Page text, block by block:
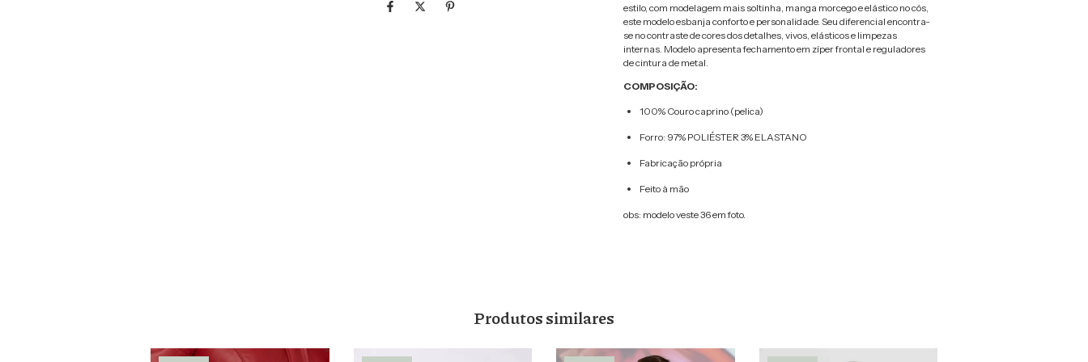
estilo, com modelagem mais soltinha, manga morcego e elástico no cós,
este modelo esbanja conforto e personalidade. Seu diferencial encontra-
se no contraste de cores dos detalhes, vivos, elásticos e limpezas
internas. Modelo apresenta fechamento em zíper frontal e reguladores
de cintura de metal.
COMPOSIÇÃO:
100% Couro caprino (pelica)
Forro: 97% POLIÉSTER 3% ELASTANO
Fabricação própria
Feito à mão
obs: modelo veste 36 em foto.
Produtos similares